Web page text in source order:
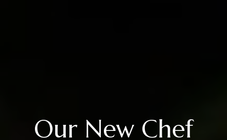
Our New Chef